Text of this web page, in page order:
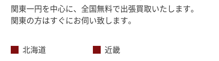
関東一円を中心に、全国無料で出張買取いたします。
関東の方はすぐにお伺い致します。
北海道
近畿